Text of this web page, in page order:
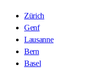
Zürich
Genf
Lausanne
Bern
Basel